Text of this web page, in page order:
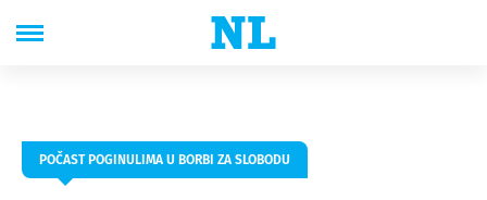
POČAST POGINULIMA U BORBI ZA SLOBODU